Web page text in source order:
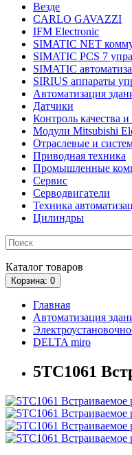
Везде
CARLO GAVAZZI
IFM Electronic
SIMATIC NET
SIMATIC PCS 7
SIMATIC
SIRIUS аппараты
Автоматизация
Датчики
Контроль качества
Модули Mitsubishi
Отраслевые и
Приводная техника
Промышленные
Сервис
Серводвигатели
Техника
Цилиндры
Каталог товаров
Корзина: 0
Главная
Автоматизация
DELTA miro
5TC1061